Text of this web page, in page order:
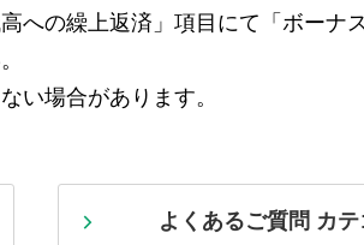
への繰上返済」項目にて「ボーナ
い場合があります。
よくあるご質問 カ